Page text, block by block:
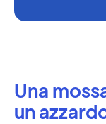
Una
un